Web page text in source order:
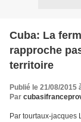
Cuba: La
rapproche
territoire
Publié le 21/08/2015
Par
Par tourtaux-jacques